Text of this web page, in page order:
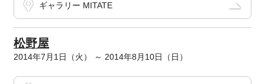
ギャラリー MITATE
松野屋
2014年7月1日（火） ～ 2014年8月10日（日）